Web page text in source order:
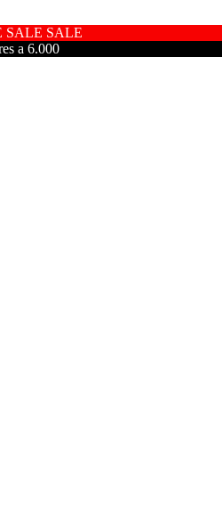
SALE SALE
a 6.000